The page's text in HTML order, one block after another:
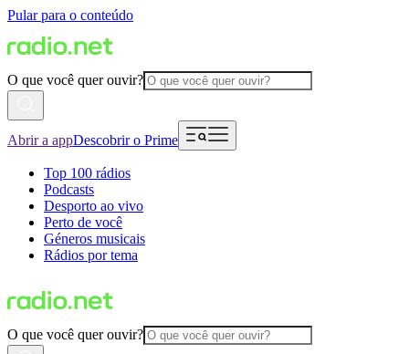
Pular para o conteúdo
O que você quer ouvir?
Abrir a appDescobrir o Prime
Top 100 rádios
Podcasts
Desporto ao vivo
Perto de você
Géneros musicais
Rádios por tema
O que você quer ouvir?